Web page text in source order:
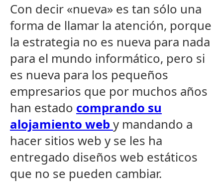
Con decir «nueva» es tan sólo una
forma de llamar la atención, porque
la estrategia no es nueva para nada
para el mundo informático, pero si
es nueva para los pequeños
empresarios que por muchos años
han estado comprando su
alojamiento weby mandando a
hacer sitios web y se les ha
entregado diseños web estáticos
que no se pueden cambiar.